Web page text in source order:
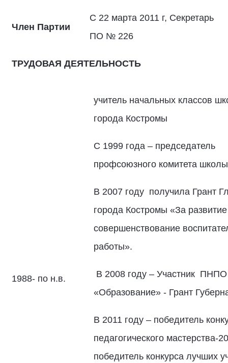
Член Партии
С 22 марта 2011 г, Секретарь
ПО № 226
ТРУДОВАЯ ДЕЯТЕЛЬНОСТЬ
1988- по н.в.
учитель начальных классов
города Костромы
С 1999 года – председатель
профсоюзного комитета
В 2007 году получила Грант
города Костромы «За
совершенствование
работы».
В 2008 году – Участник ПНПО
«Образование» - Грант
В 2011 году – победитель
педагогического мастерства-
победитель конкурса лучших